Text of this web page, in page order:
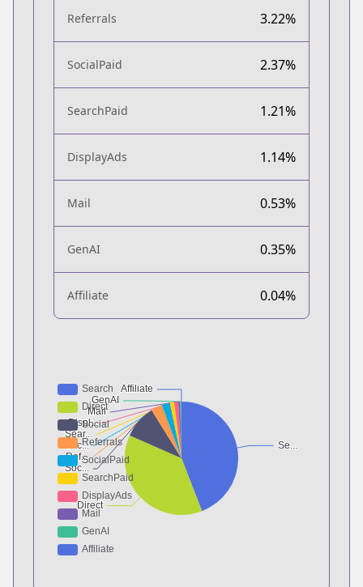
Referrals 3.22%
SocialPaid 2.37%
SearchPaid 1.21%
DisplayAds 1.14%
Mail 0.53%
GenAI 0.35%
Affiliate 0.04%